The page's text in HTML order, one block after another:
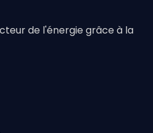
de l'énergie grâce à la